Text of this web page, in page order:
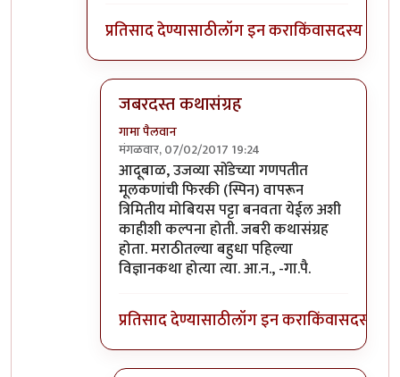
प्रतिसाद देण्यासाठीलॉग इन कराकिंवासदस्य व्हा
जबरदस्त कथासंग्रह
गामा पैलवान
मंगळवार, 07/02/2017 19:24
In reply toयक्षांची देणगी या कथासंग्रहात
आदूबाळ, उजव्या सोंडेच्या गणपतीत
मूलकणांची फिरकी (स्पिन) वापरून
त्रिमितीय मोबियस पट्टा बनवता येईल अशी
काहीशी कल्पना होती. जबरी कथासंग्रह
होता. मराठीतल्या बहुधा पहिल्या
विज्ञानकथा होत्या त्या. आ.न., -गा.पै.
प्रतिसाद देण्यासाठीलॉग इन कराकिंवासदस्य व्हा